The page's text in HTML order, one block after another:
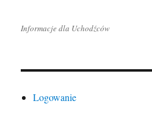
Informacje dla Uchodźców
Logowanie